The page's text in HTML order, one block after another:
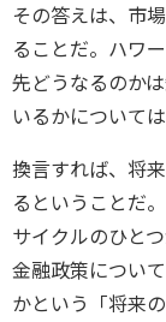
その答えは、市
ることだ。ハワ
先どうなるのか
いるかについて
換言すれば、将
るということだ
サイクルのひと
金融政策につい
かという「将来